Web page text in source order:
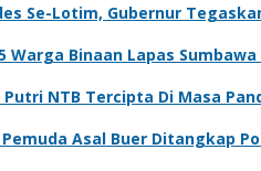
Se-Lotim, Gubernur
Warga Binaan Lapas
NTB Tercipta Di Masa
Asal Buer Ditangkap